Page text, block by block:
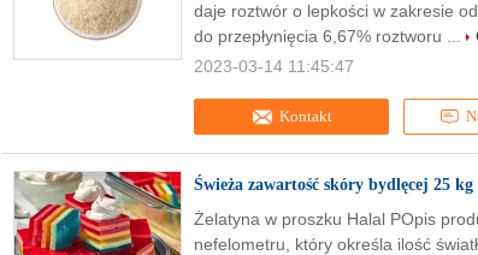
Kontakt
daje roztwór o lepkości w zakresie
do przepłynięcia 6,67% roztworu ...
2023-03-14 11:45:47
Świeża zawartość skóry bydlęcej 25
Żelatyna w proszku Halal POpis
nefelometru, który określa ilość